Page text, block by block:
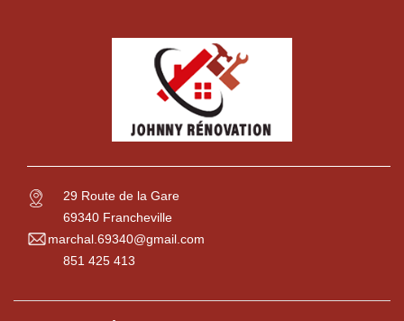
29 Route de la Gare
69340 Francheville
marchal.69340@gmail.com
851 425 413